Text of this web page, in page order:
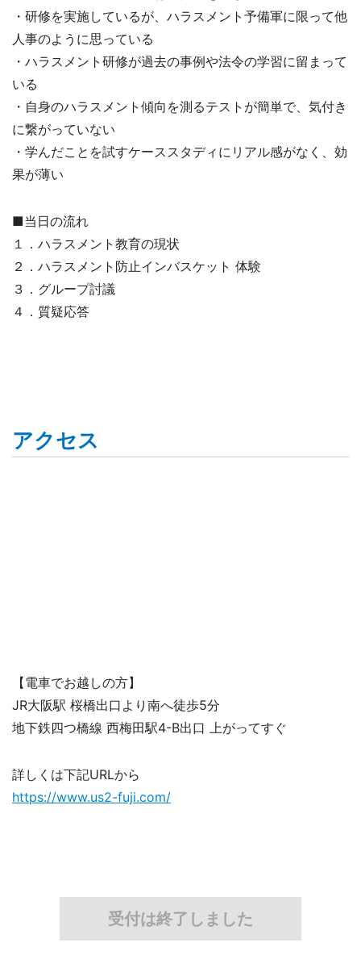
・研修を実施しているが、ハラスメント予備軍に限って他
人事のように思っている
・ハラスメント研修が過去の事例や法令の学習に留まって
いる
・自身のハラスメント傾向を測るテストが簡単で、気付き
に繋がっていない
・学んだことを試すケーススタディにリアル感がなく、効
果が薄い
■当日の流れ
１．ハラスメント教育の現状
２．ハラスメント防止インバスケット 体験
３．グループ討議
４．質疑応答
アクセス
【電車でお越しの方】
JR大阪駅 桜橋出口より南へ徒歩5分
地下鉄四つ橋線 西梅田駅4-B出口 上がってすぐ
詳しくは下記URLから
https://www.us2-fuji.com/
受付は終了しました